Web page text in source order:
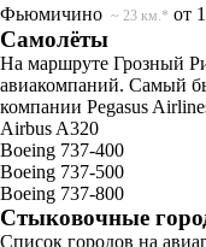
Фьюмичино ~ 23 км.* от
Самолёты
На маршруте Грозный
авиакомпаний. Самый
компании Pegasus
Airbus A320
Boeing 737-400
Boeing 737-500
Boeing 737-800
Стыковочные
Список городов на